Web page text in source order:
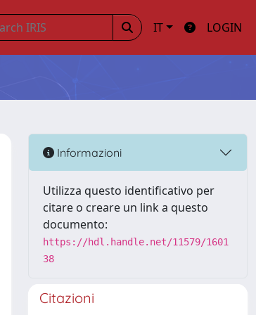
IT LOGIN
Informazioni
Utilizza questo identificativo per
citare o creare un link a questo
documento:
https://hdl.handle.net/11579/1601
38
Citazioni